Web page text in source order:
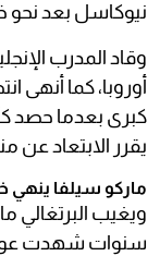
نيوكاسل بعد
وقاد المدرب
يقرر الابتعاد عن
ماركو سيلفا
ويغيب
سنوات شهدت عودة